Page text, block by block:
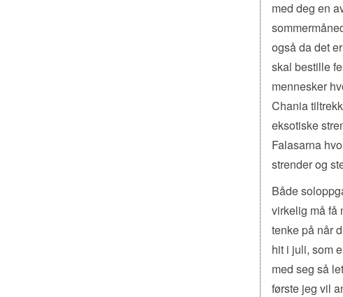
med deg en
også da det
skal bestille
mennesker
Chania
eksotiske
Falasarna
strender og
Både
virkelig må få
tenke på når
hit i juli, som
med seg så
første jeg vil